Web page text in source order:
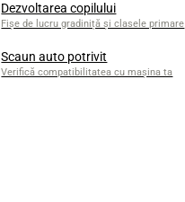
Dezvoltarea copilului
Fișe de lucru gradiniță și clasele primare
Scaun auto potrivit
Verifică compatibilitatea cu mașina ta